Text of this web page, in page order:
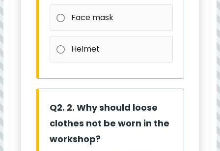
Face mask
Helmet
Q2. 2. Why should loose
clothes not be worn in the
workshop?